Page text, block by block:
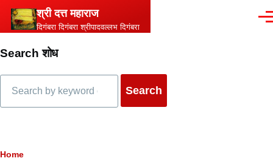
Skip to main content
श्री दत्त महाराज
दिगंबरा दिगंबरा श्रीपादवल्लभ दिगंबरा
Search शोध
Breadcrumb
Home